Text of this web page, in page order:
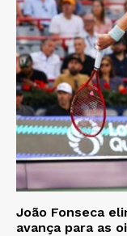
João Fonseca
avança para as